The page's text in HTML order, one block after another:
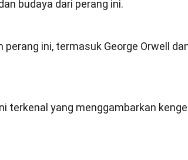
budaya dari perang ini.
ini, termasuk George Orwell
terkenal yang menggambarkan